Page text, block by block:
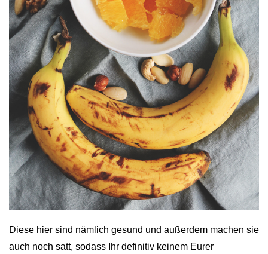
Diese hier sind nämlich gesund und außerdem machen sie
auch noch satt, sodass Ihr definitiv keinem Eurer